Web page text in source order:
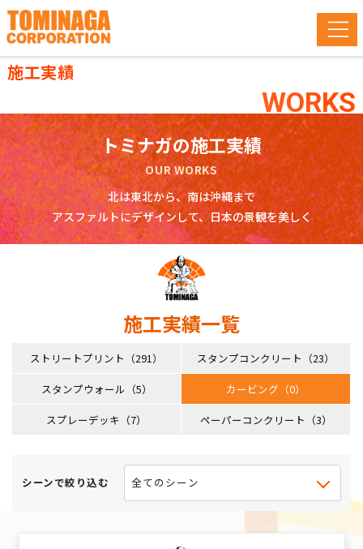
施工実績
WORKS
トミナガの施工実績
OUR WORKS
北は東北から、南は沖縄まで
アスファルトにデザインして、日本の景観を美しく
施工実績一覧
ストリートプリント（291）
スタンプコンクリート（23）
スタンプウォール（5）
カービング（0）
スプレーデッキ（7）
ペーパーコンクリート（3）
シーンで絞り込む